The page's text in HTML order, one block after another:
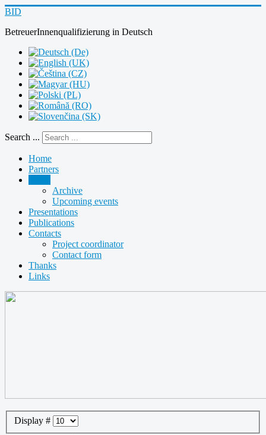
BID
BetreuerInnenqualifizierung in Deutsch
Search ...
Home
Partners
Archive
Upcoming events
Presentations
Publications
Contacts
Project coordinator
Contact form
Thanks
Links
Display #